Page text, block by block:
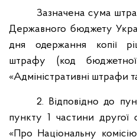
Зазначена сума
Державного бюджету
дня одержання копії
штрафу (код бюджетної
«Адміністративні штрафи та
2. Відповідно до
пункту 1 частини другої
«Про Національну